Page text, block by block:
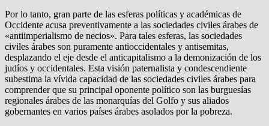
Por lo tanto, gran parte de las esferas políticas y académicas de
Occidente acusa preventivamente a las sociedades civiles árabes de
«antiimperialismo de necios». Para tales esferas, las sociedades
civiles árabes son puramente antioccidentales y antisemitas,
desplazando el eje desde el anticapitalismo a la demonización de los
judíos y occidentales. Esta visión paternalista y condescendiente
subestima la vívida capacidad de las sociedades civiles árabes para
comprender que su principal oponente político son las burguesías
regionales árabes de las monarquías del Golfo y sus aliados
gobernantes en varios países árabes asolados por la pobreza.